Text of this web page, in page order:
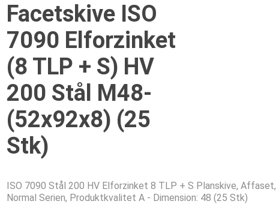
Facetskive ISO
7090 Elforzinket
(8 TLP + S) HV
200 Stål M48-
(52x92x8) (25
Stk)
ISO 7090 Stål 200 HV Elforzinket 8 TLP + S Planskive, Affaset,
Normal Serien, Produktkvalitet A - Dimension: 48 (25 Stk)